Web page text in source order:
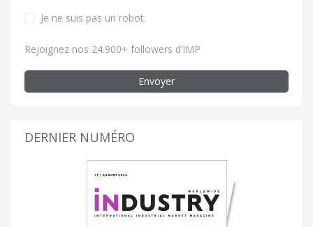
Je ne suis pas un robot.
Rejoignez nos 24.900+ followers d’IMP
Envoyer
DERNIER NUMÉRO